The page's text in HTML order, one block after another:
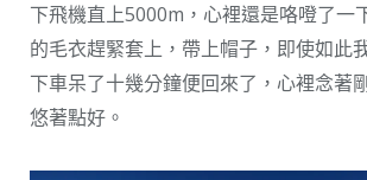
下飛機直上5000m，心裡還是咯噔了一
的毛衣趕緊套上，帶上帽子，即使如此
下車呆了十幾分鐘便回來了，心裡念著
悠著點好。